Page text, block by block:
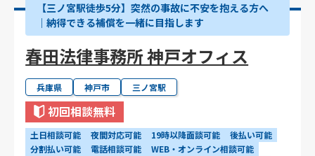
【三ノ宮駅徒歩5分】突然の事故に不安を抱える方へ
｜納得できる補償を一緒に目指します
春田法律事務所 神戸オフィス
兵庫県 神戸市 三ノ宮駅
初回相談無料
土日相談可能 夜間対応可能 19時以降面談可能
後払い可能
分割払い可能
電話相談可能
WEB・オンライン相談可能